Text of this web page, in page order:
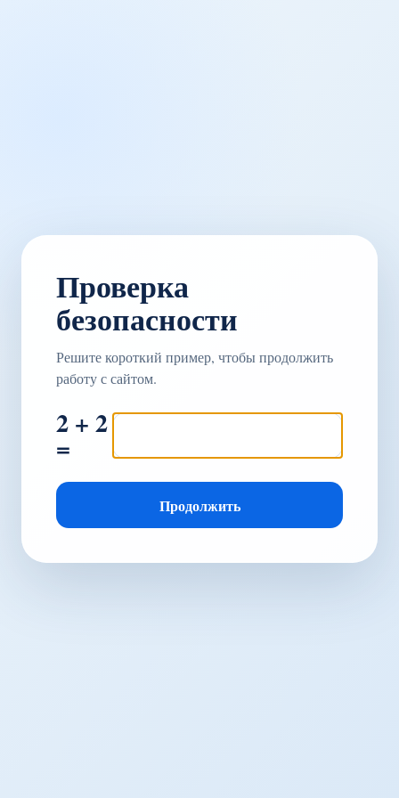
Проверка
безопасности
Решите короткий пример, чтобы продолжить
работу с сайтом.
2 + 2
=
Продолжить